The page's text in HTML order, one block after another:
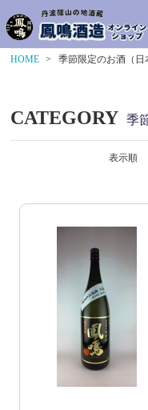
HOME 季節限定のお酒（日
CATEGORY 季
表示順